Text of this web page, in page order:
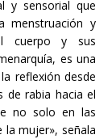
y sensorial que
menstruación y
cuerpo y sus
es una
reflexión desde
de rabia hacia el
no solo en las
mujer», señala